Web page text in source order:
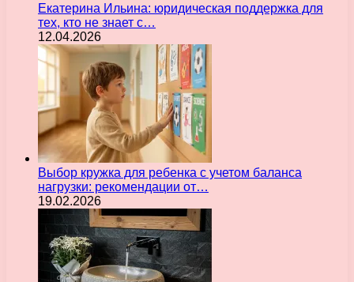
Екатерина Ильина: юридическая поддержка для
тех, кто не знает с…
12.04.2026
Выбор кружка для ребенка с учетом баланса
нагрузки: рекомендации от…
19.02.2026